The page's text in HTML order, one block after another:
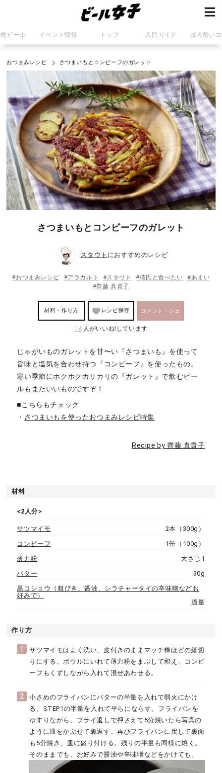
ビール イベント情報 トップ 入門ガイド ほろ酔い
おつまみレシピ さつまいもとコンビーフのガレット
さつまいもとコンビーフのガレット
スタウト におすすめのレシピ
#おつまみレシピ #アラカルト #スタウト #彼氏と食べたい
#あまい
#齊藤 真貴子
材料・作り方 レシピ保存 コメント・シェ
14 人がいいね!しています
じゃがいものガレットを甘〜い『さつまいも』を使って
旨味と塩気を合わせ持つ『コンビーフ』を使ったもの。
寒い季節にホクホクカリカリの『ガレット』で飲むビー
ルもまたいいものですぞ！
■こちらもチェック
・ さつまいもを使ったおつまみレシピ特集
Recipe by 齊藤 真貴子
材料
<2人分>
サツマイモ
2本（300g）
コンビーフ
1缶（100g）
薄力粉
大さじ1
バター
30g
黒コショウ（粗びき、醤油、シラチャータイの辛味噌などお
好みで）
適量
作り方
1
サツマイモはよく洗い、皮付きのままマッチ棒ほどの細切
りにする。ボウルにいれて薄力粉をまぶして和え、コンビ
ーフもくずしながら入れて混ぜあわせる。
2
小さめのフライパンにバターの半量を入れて弱火にかけ
る。STEP1の半量を入れて平らにならす。フライパンを
ゆすりながら、フライ返しで押さえて5分焼いたら写真の
ように皿をかぶせて裏返す。再びフライパンに戻して裏面
も5分焼き、皿に盛り付ける。残りの半量も同様に焼く。
そのままでも、お好みで醤油や辛味噌などをかけても。